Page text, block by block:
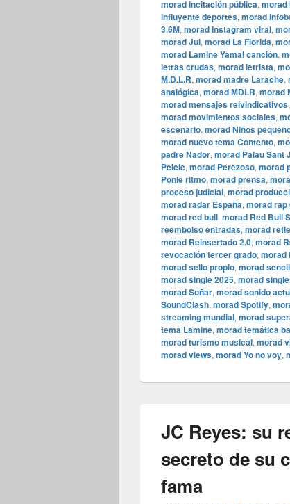
morad incitación pública, morad
influyente deportes, morad
3.6M, morad Instagram viral,
morad Jul, morad La Florida,
morad Lamine Yamal canción,
letras crudas, morad letrista,
M.D.L.R, morad madre Larache,
analógica, morad MDLR, morad
morad mensajes reivindicativos,
morad movimientos sociales,
escenario, morad Niños
morad nuevo tema Contento,
padre Nador, morad Palau Sant
Pelele, morad Perezoso, morad
Ponle ritmo, morad prensa,
proceso judicial, morad
morad radar España, morad rap
morad red bull, morad Red Bull
reembolso entradas, morad
morad Reinsertado 2.0, morad
revocación tercer grado, morad
morad sello propio, morad
morad single 2025, morad
morad Soñar, morad sonido
SoundClash, morad Spotify,
streaming mundial, morad
tema Lamine, morad temática
morad turismo musical, morad
morad views, morad Yo no voy,
JC Reyes: su
secreto de su
fama